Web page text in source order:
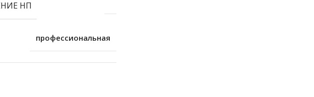
НП
профессиональная